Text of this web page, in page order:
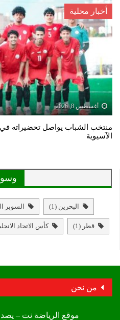
أخبار محلية
أغسطس 8, 2026
منتخب الشباب يواصل تحضيراته في
الآسيوية
البحرين (1) السوبر
قطر (1) كأس الاتحاد
من نحن
موقع الرياضة نت –